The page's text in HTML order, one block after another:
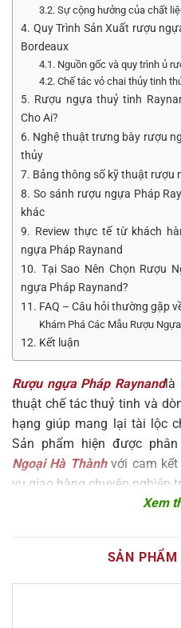
3.2. Sự cộng hưởng của chất
4. Quy Trình Sản Xuất rượu
Bordeaux
4.1. Nguồn gốc và quy trình ủ
4.2. Chế tác vỏ chai thủy tinh
5. Rượu ngựa thuỷ tinh
Cho Ai?
6. Nghệ thuật trưng bày rượu
thủy
7. Bảng thông số kỹ thuật rượu
8. So sánh rượu ngựa Pháp
khác
9. Review thực tế từ khách
ngựa Pháp Raynand
10. Tại Sao Nên Chọn Rượu
ngựa Pháp Raynand?
11. FAQ – Câu hỏi thường gặp
Khám Phá Các Mẫu Rượu
12. Kết luận
Rượu ngựa Pháp Raynandlà
thuật chế tác thuỷ tinh và
hạng giúp mang lại tài lộc
Sản phẩm hiện được
Ngoại Hà Thànhvới cam kết
vụ giao hàng chuyên nghiệp
Xem
SẢN PHẨM